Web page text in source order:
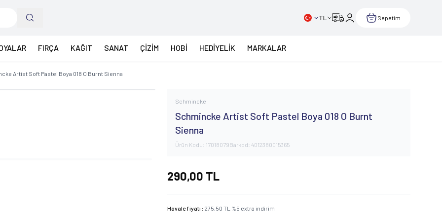
TL Sepetim
FIRÇA KAĞIT SANAT ÇİZİM HOBİ HEDİYELİK MARKALAR
Artist Soft Pastel Boya 018 O Burnt Sienna
Schmincke
Schmincke Artist Soft Pastel Boya 018 O Burnt
Sienna
Ürün Kodu: 17018079Barkod:4012380015365
290,00 TL
Havale fiyatı : 275,50 TL %5 extra indirim